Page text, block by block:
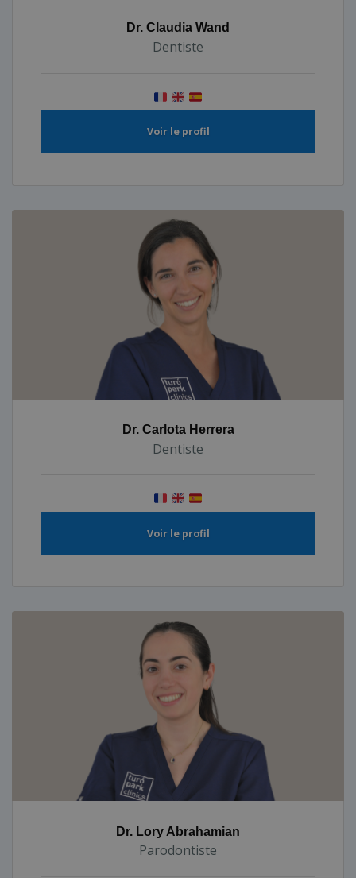
Dr. Claudia Wand
Dentiste
Voir le profil
Dr. Carlota Herrera
Dentiste
Voir le profil
Dr. Lory Abrahamian
Parodontiste